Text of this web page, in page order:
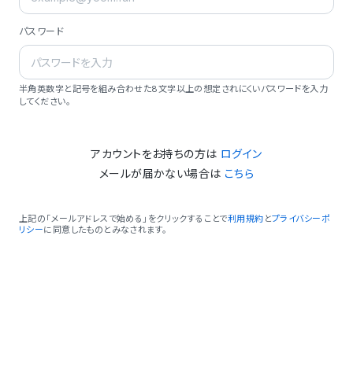
パスワード
半角英数字と記号を組み合わせた8文字以上の想定されにくいパスワードを入力
してください。
アカウントをお持ちの方は ログイン
メールが届かない場合は こちら
上記の「メールアドレスで始める」をクリックすることで利用規約 とプライバシーポ
リシーに同意したものとみなされます。